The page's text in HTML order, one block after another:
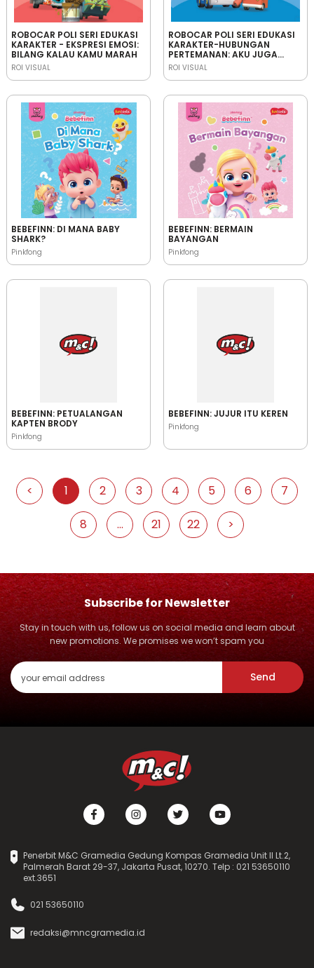
ROBOCAR POLI SERI EDUKASI
KARAKTER - EKSPRESI EMOSI:
BILANG KALAU KAMU MARAH
ROI VISUAL
ROBOCAR POLI SERI EDUKASI
KARAKTER-HUBUNGAN
PERTEMANAN: AKU JUGA
INGIN BERTEMAN
ROI VISUAL
BEBEFINN: DI MANA BABY
SHARK?
Pinkfong
BEBEFINN: BERMAIN
BAYANGAN
Pinkfong
BEBEFINN: PETUALANGAN
KAPTEN BRODY
Pinkfong
BEBEFINN: JUJUR ITU KEREN
Pinkfong
< 1 2 3 4 5 6 7
8 ... 21 22 >
Subscribe for Newsletter
Stay in touch with us, follow us on social media and learn about
new promotions. We promises we won’t spam you
Send
Penerbit M&C Gramedia Gedung Kompas Gramedia Unit II Lt.2,
Palmerah Barat 29-37, Jakarta Pusat, 10270. Telp : 021 53650110
ext.3651
021 53650110
redaksi@mncgramedia.id